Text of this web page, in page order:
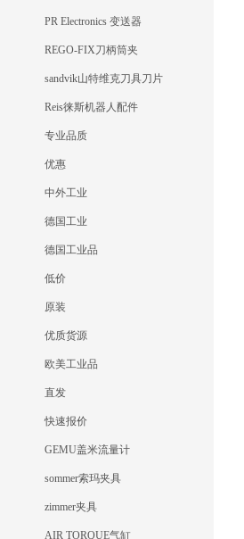
PR Electronics 变送器
REGO-FIX刀柄筒夹
sandvik山特维克刀具刀片
Reis徕斯机器人配件
专业品质
优惠
中外工业
德国工业
德国工业品
低价
原装
优质货源
欧美工业品
直发
快速报价
GEMU盖米流量计
sommer索玛夹具
zimmer夹具
AIR TORQUE气缸